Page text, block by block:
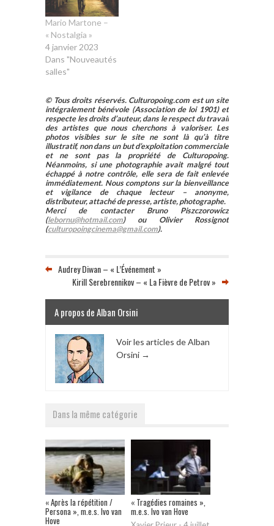
Mario Martone –
« Nostalgia »
4 janvier 2023
Dans "Nouveautés
salles"
© Tous droits réservés. Culturopoing.com est un site
intégralement bénévole (Association de loi 1901) et
respecte les droits d’auteur, dans le respect du travail
des artistes que nous cherchons à valoriser. Les
photos visibles sur le site ne sont là qu’à titre
illustratif, non dans un but d’exploitation commerciale
et ne sont pas la propriété de Culturopoing.
Néanmoins, si une photographie avait malgré tout
échappé à notre contrôle, elle sera de fait enlevée
immédiatement. Nous comptons sur la bienveillance
et vigilance de chaque lecteur – anonyme,
distributeur, attaché de presse, artiste, photographe.
Merci de contacter Bruno Piszczorowicz
(lebornu@hotmail.com) ou Olivier Rossignot
(culturopoingcinema@gmail.com).
Audrey Diwan – « L’Événement »
Kirill Serebrennikov – « La Fièvre de Petrov »
A propos de Alban Orsini
Voir les articles de Alban
Orsini →
Dans la même catégorie
« Après la répétition /
Persona », m.e.s. Ivo van
Hove
« Tragédies romaines »,
m.e.s. Ivo van Hove